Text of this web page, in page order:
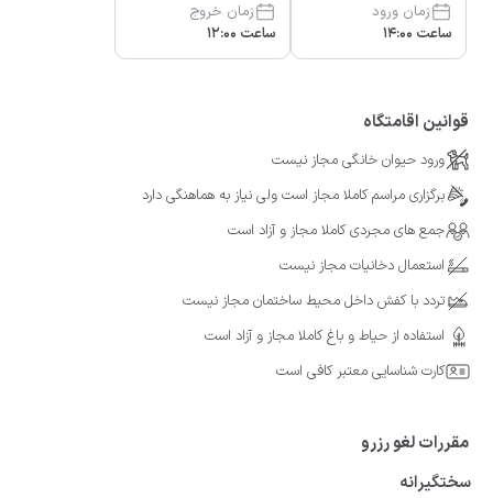
زمان ورود
ساعت 14:00
زمان خروج
ساعت 12:00
قوانین اقامتگاه
ورود حیوان خانگی مجاز نیست
برگزاری مراسم کاملا مجاز است ولی نیاز به هماهنگی دارد
جمع های مجردی کاملا مجاز و آزاد است
استعمال دخانیات مجاز نیست
تردد با کفش داخل محیط ساختمان مجاز نیست
استفاده از حیاط و باغ کاملا مجاز و آزاد است
کارت شناسایی معتبر کافی است
مقررات لغو رزرو
سختگیرانه